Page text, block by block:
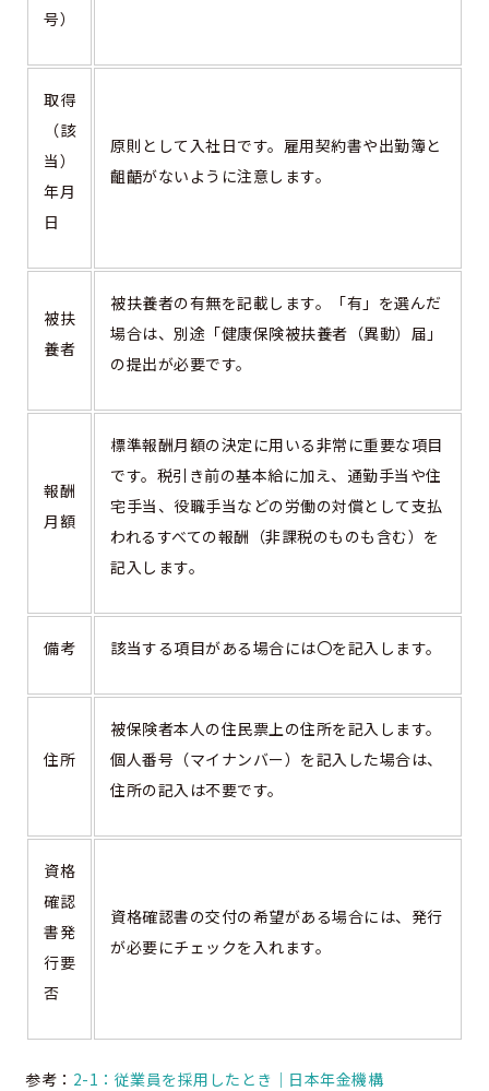
号）
取得
（該
当）
年月
日
原則として入社日です。雇用契約書や出勤簿と
齟齬がないように注意します。
被扶
養者
被扶養者の有無を記載します。「有」を選んだ
場合は、別途「健康保険被扶養者（異動）届」
の提出が必要です。
報酬
月額
標準報酬月額の決定に用いる非常に重要な項目
です。税引き前の基本給に加え、通勤手当や住
宅手当、役職手当などの労働の対償として支払
われるすべての報酬（非課税のものも含む）を
記入します。
備考 該当する項目がある場合には〇を記入します。
住所
被保険者本人の住民票上の住所を記入します。
個人番号（マイナンバー）を記入した場合は、
住所の記入は不要です。
資格
確認
書発
行要
否
資格確認書の交付の希望がある場合には、発行
が必要にチェックを入れます。
参考： 2-1：従業員を採用したとき｜日本年金機構